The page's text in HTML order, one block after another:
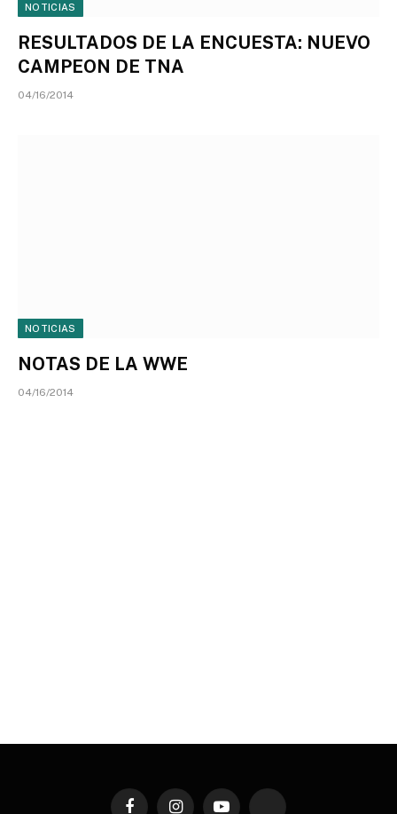
NOTICIAS
RESULTADOS DE LA ENCUESTA: NUEVO
CAMPEON DE TNA
04/16/2014
NOTICIAS
NOTAS DE LA WWE
04/16/2014